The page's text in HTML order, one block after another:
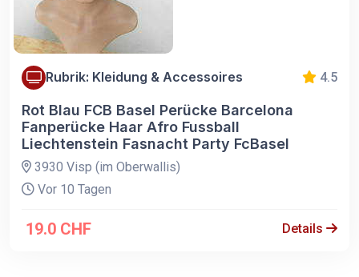
Rubrik: Kleidung & Accessoires 4.5
Rot Blau FCB Basel Perücke Barcelona
Fanperücke Haar Afro Fussball
Liechtenstein Fasnacht Party FcBasel
3930 Visp (im Oberwallis)
Vor 10 Tagen
19.0 CHF Details